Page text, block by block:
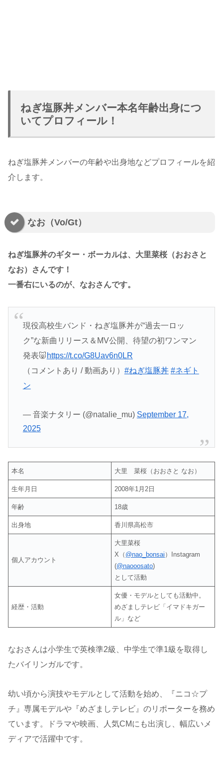
ねぎ塩豚丼メンバー本名年齢出身につ
いてプロフィール！
ねぎ塩豚丼メンバーの年齢や出身地などプロフィールを紹
介します。
なお（Vo/Gt）
ねぎ塩豚丼のギター・ボーカルは、大里菜桜（おおさと
なお）さんです！
一番右にいるのが、なおさんです。
現役高校生バンド・ねぎ塩豚丼が“過去一ロッ
ク”な新曲リリース＆MV公開、待望の初ワンマン
発表🐷 https://t.co/G8Uav6n0LR
（コメントあり / 動画あり） #ねぎ塩豚丼 #ネギト
ン
— 音楽ナタリー (@natalie_mu) September 17,
2025
本名 大里 菜桜（おおさと なお）
生年月日 2008年1月2日
年齢 18歳
出身地 香川県高松市
個人アカウント
大里菜桜
X（ @nao_bonsai ）Instagram
(@naooosato)
として活動
経歴・活動
女優・モデルとしても活動中。
めざましテレビ「イマドキガー
ル」など
なおさんは小学生で英検準2級、中学生で準1級を取得し
たバイリンガルです。
幼い頃から演技やモデルとして活動を始め、『ニコ☆プ
チ』専属モデルや『めざましテレビ』のリポーターを務め
ています。ドラマや映画、人気CMにも出演し、幅広いメ
ディアで活躍中です。